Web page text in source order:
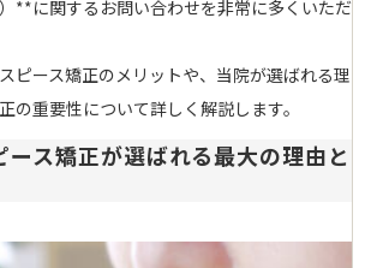
）**に関するお問い合わせを非常に多くいただ
ピース矯正のメリットや、当院が選ばれる理
の重要性について詳しく解説します。
ース矯正が選ばれる最大の理由と